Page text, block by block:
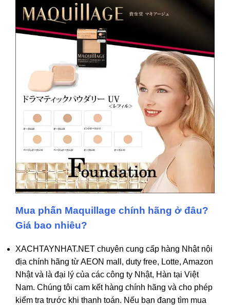
Mua phấn Maquillage chính hãng ở đâu?
Giá bao nhiêu?
XACHTAYNHAT.NET chuyên cung cấp hàng Nhật nội
địa chính hãng từ AEON mall, duty free, Lotte, Amazon
Nhật và là đại lý của các công ty Nhật, Hàn tại Việt
Nam. Chúng tôi cam kết hàng chính hãng và cho phép
kiểm tra trước khi thanh toán. Nếu bạn đang tìm mua